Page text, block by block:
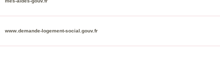
www.demande-logement-social.gouv.fr